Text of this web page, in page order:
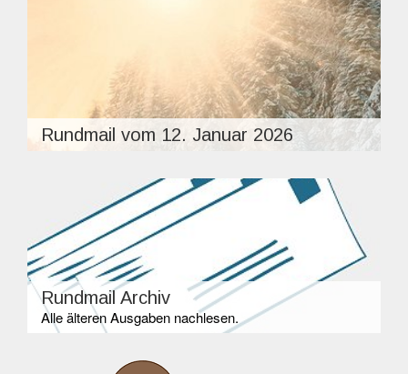
Rundmail vom 12. Januar 2026
Rundmail Archiv
Alle älteren Ausgaben nachlesen.